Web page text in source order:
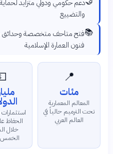
دعم حكومي ودولي متزايد لحماية
والتضييع
📚فتح متاحف متخصصة وحدائق
فنون العمارة الإسلامية
📍
مئات
المعالم المعمارية
تحت الترميم حالياً في
العالم العربي
الحفاظ
خلال
الخمس